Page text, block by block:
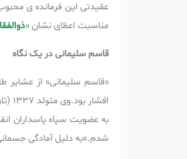
عقیدتی این فرمانده ی
مناسبت اعظای نشان «
قاسم سلیمانی در یک نگاه
«قاسم سلیمانی» از عشایر
به عضویت سپاه پاسداران
شدم.»به دلیل آمادگی